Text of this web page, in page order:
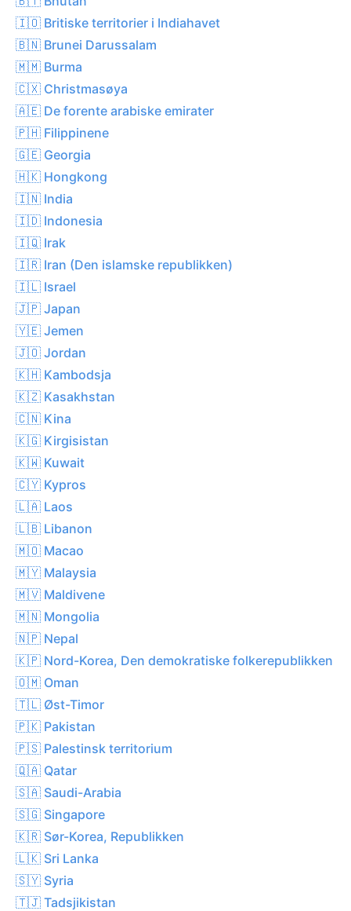
🇮🇴 Britiske territorier i Indiahavet
🇧🇳 Brunei Darussalam
🇲🇲 Burma
🇨🇽 Christmasøya
🇦🇪 De forente arabiske emirater
🇵🇭 Filippinene
🇬🇪 Georgia
🇭🇰 Hongkong
🇮🇳 India
🇮🇩 Indonesia
🇮🇶 Irak
🇮🇷 Iran (Den islamske republikken)
🇮🇱 Israel
🇯🇵 Japan
🇾🇪 Jemen
🇯🇴 Jordan
🇰🇭 Kambodsja
🇰🇿 Kasakhstan
🇨🇳 Kina
🇰🇬 Kirgisistan
🇰🇼 Kuwait
🇨🇾 Kypros
🇱🇦 Laos
🇱🇧 Libanon
🇲🇴 Macao
🇲🇾 Malaysia
🇲🇻 Maldivene
🇲🇳 Mongolia
🇳🇵 Nepal
🇰🇵 Nord-Korea, Den demokratiske folkerepublikken
🇴🇲 Oman
🇹🇱 Øst-Timor
🇵🇰 Pakistan
🇵🇸 Palestinsk territorium
🇶🇦 Qatar
🇸🇦 Saudi-Arabia
🇸🇬 Singapore
🇰🇷 Sør-Korea, Republikken
🇱🇰 Sri Lanka
🇸🇾 Syria
🇹🇯 Tadsjikistan